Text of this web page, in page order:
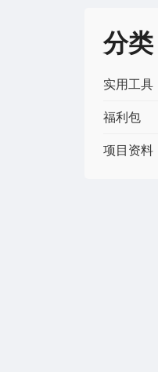
分类
实用工具
福利包
项目资料